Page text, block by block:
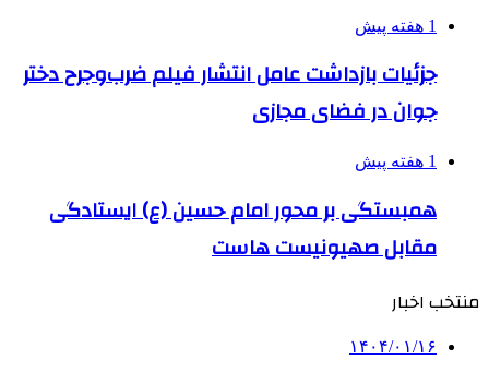
1 هفته پیش
جزئیات بازداشت عامل انتشار فیلم ضرب‌وجرح دختر
جوان در فضای مجازی
1 هفته پیش
همبستگی بر محور امام حسین (ع) ایستادگی
مقابل صهیونیست هاست
منتخب اخبار
۱۴۰۴/۰۱/۱۶